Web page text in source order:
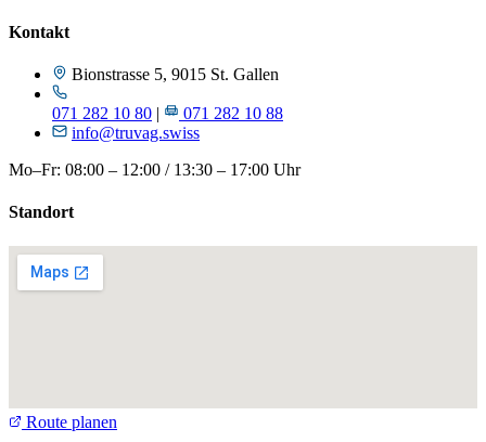
Kontakt
Bionstrasse 5, 9015 St. Gallen
071 282 10 80 |
071 282 10 88
info@truvag.swiss
Mo–Fr: 08:00 – 12:00 / 13:30 – 17:00 Uhr
Standort
Route planen